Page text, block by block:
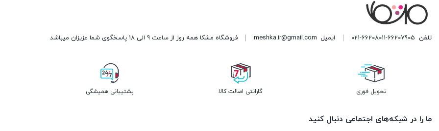
تلفن 021-66208011-66207905 ایمیل meshka.ir@gmail.com فروشگاه مشکا همه روز از ساعت 9 الی 18 پاسخگوی شما عزیزان میباشد
تحویل فوری گارانتی اصالت کالا پشتیبانی همیشگی
ما را در شبکه‌های اجتماعی دنبال کنید